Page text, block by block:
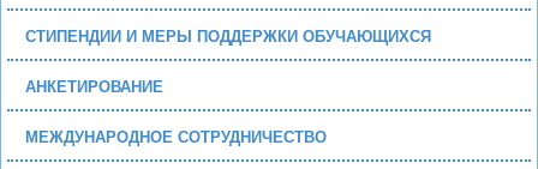
СТИПЕНДИИ И МЕРЫ ПОДДЕРЖКИ ОБУЧАЮЩИХСЯ
АНКЕТИРОВАНИЕ
МЕЖДУНАРОДНОЕ СОТРУДНИЧЕСТВО